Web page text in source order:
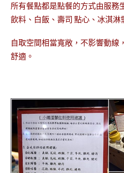
所有餐點都是點餐的方式由服務
飲料、白飯、壽司 點心、冰淇淋
自取空間相當寬敞，不影響動線
舒適。